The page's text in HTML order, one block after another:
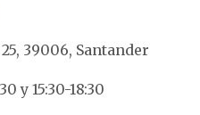
39006, Santander
y 15:30-18:30